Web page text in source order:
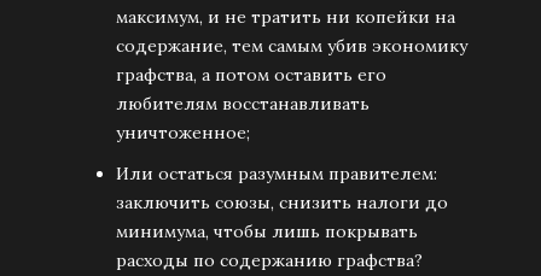
максимум, и не тратить ни копейки на
содержание, тем самым убив экономику
графства, а потом оставить его
любителям восстанавливать
уничтоженное;
Или остаться разумным правителем:
заключить союзы, снизить налоги до
минимума, чтобы лишь покрывать
расходы по содержанию графства?